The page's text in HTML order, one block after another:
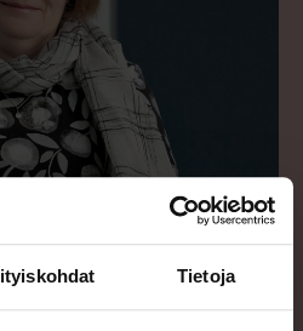
Tietoja